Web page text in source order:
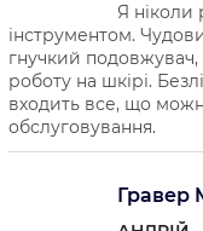
Я ніколи
інструментом.
гнучкий подовжувач,
роботу на шкірі.
входить все, що
обслуговування.
Гравер